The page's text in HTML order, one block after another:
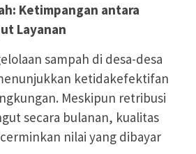
Ketimpangan antara
Layanan
sampah di desa-desa
ketidakefektifan
Meskipun retribusi
secara bulanan, kualitas
nilai yang dibayar